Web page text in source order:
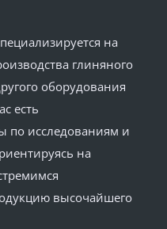
на
глиняного
оборудования
есть
по исследованиям и
на
высочайшего